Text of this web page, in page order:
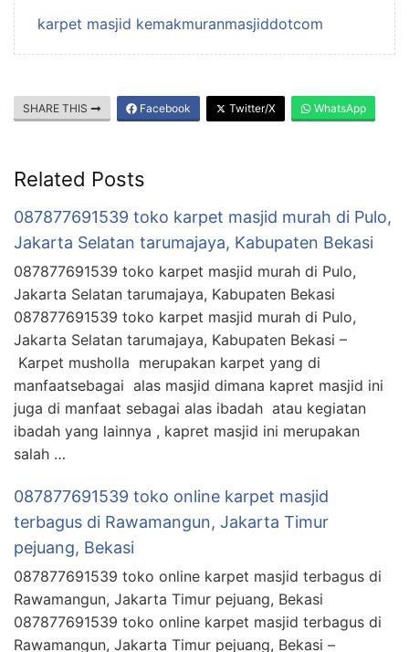
karpet masjid kemakmuranmasjiddotcom
SHARE THIS Facebook Twitter/X WhatsApp
Related Posts
087877691539 toko karpet masjid murah di Pulo,
Jakarta Selatan tarumajaya, Kabupaten Bekasi
087877691539 toko karpet masjid murah di Pulo,
Jakarta Selatan tarumajaya, Kabupaten Bekasi
087877691539 toko karpet masjid murah di Pulo,
Jakarta Selatan tarumajaya, Kabupaten Bekasi –
Karpet musholla merupakan karpet yang di
manfaatsebagai alas masjid dimana kapret masjid ini
juga di manfaat sebagai alas ibadah atau kegiatan
ibadah yang lainnya , kapret masjid ini merupakan
salah …
087877691539 toko online karpet masjid
terbagus di Rawamangun, Jakarta Timur
pejuang, Bekasi
087877691539 toko online karpet masjid terbagus di
Rawamangun, Jakarta Timur pejuang, Bekasi
087877691539 toko online karpet masjid terbagus di
Rawamangun, Jakarta Timur pejuang, Bekasi –